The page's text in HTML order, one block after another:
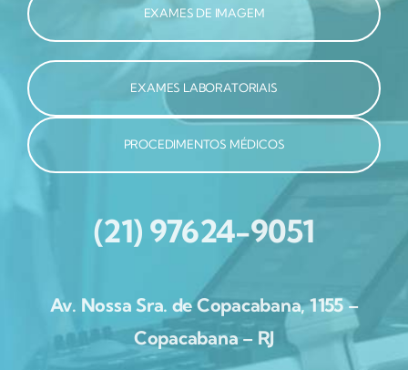
EXAMES DE IMAGEM
EXAMES LABORATORIAIS
PROCEDIMENTOS MÉDICOS
(21) 97624-9051
Av. Nossa Sra. de Copacabana, 1155 –
Copacabana – RJ